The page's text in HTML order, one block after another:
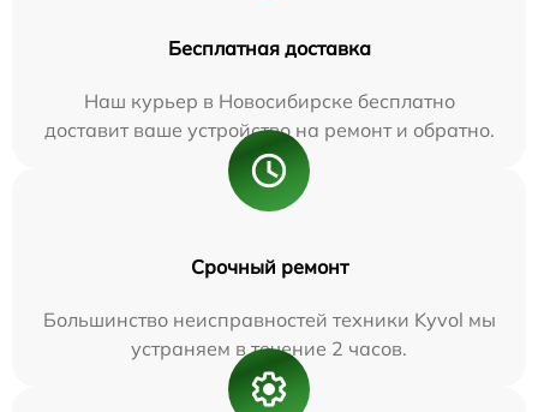
Бесплатная доставка
Наш курьер в Новосибирске бесплатно
доставит ваше устройство на ремонт и обратно.
Срочный ремонт
Большинство неисправностей техники Kyvol мы
устраняем в течение 2 часов.